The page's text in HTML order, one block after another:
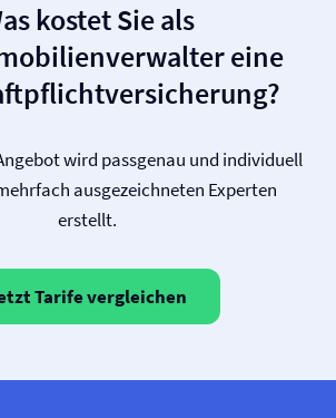
kostet Sie als
eine
wird passgenau und individuell
ausgezeichneten Experten
erstellt.
Tarife vergleichen